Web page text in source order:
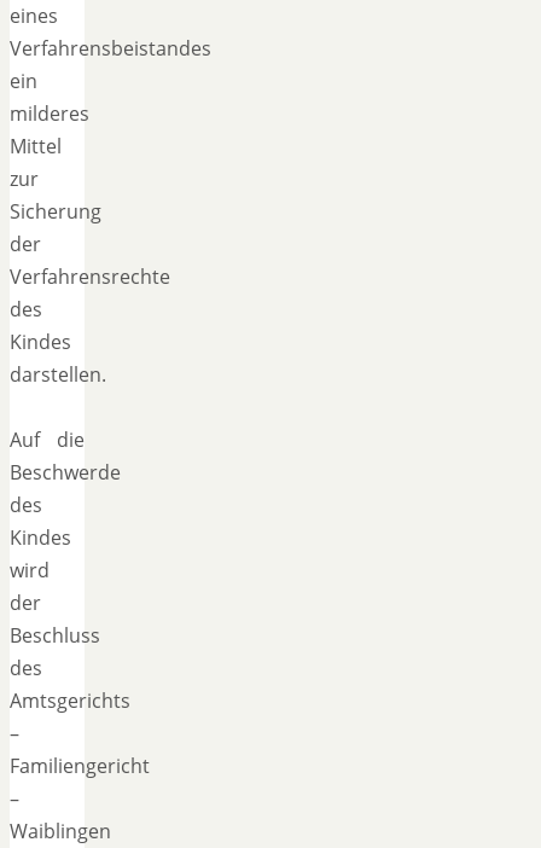
eines
Verfahrensbeistandes
ein
milderes
Mittel
zur
Sicherung
der
Verfahrensrechte
des
Kindes
darstellen.
Auf die
Beschwerde
des
Kindes
wird
der
Beschluss
des
Amtsgerichts
–
Familiengericht
–
Waiblingen